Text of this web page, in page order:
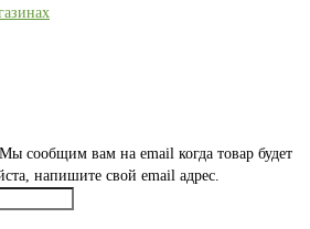
Мы сообщим вам на email когда товар будет
напишите свой email адрес.